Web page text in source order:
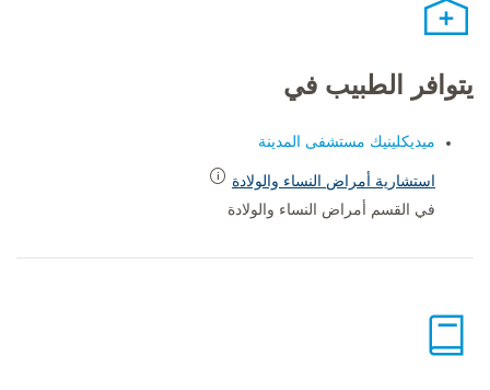
يتوافر الطبيب في
ميديكلينيك مستشفى المدينة
استشارية أمراض النساء والولادة
في القسم أمراض النساء والولادة